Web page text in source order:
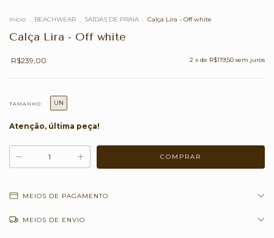
Início . BEACHWEAR . SAÍDAS DE PRAIA . Calça Lira - Off white
Calça Lira - Off white
R$239,00 2 x de R$119,50 sem juros
TAMANHO UN
Atenção, última peça!
MEIOS DE PAGAMENTO
MEIOS DE ENVIO